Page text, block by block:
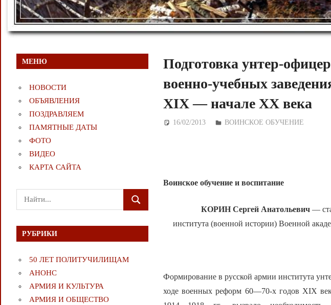
Подготовка унтер-
военно-учебных
XIX — начале XX века
16/02/2013 Дежурный по Редакции
ВОИНСКОЕ ОБУЧЕНИЕ
Воинское обучение и воспитание
КОРИН Сергей Анатольевич—
института (военной истории) Военной
Формирование в русской армии института
ходе военных реформ 60—70-х годов XIX
МЕНЮ
НОВОСТИ
ОБЪЯВЛЕНИЯ
ПОЗДРАВЛЯЕМ
ПАМЯТНЫЕ ДАТЫ
ФОТО
ВИДЕО
КАРТА САЙТА
Поиск
для:
ПОИСК
РУБРИКИ
50 ЛЕТ ПОЛИТУЧИЛИЩАМ
АНОНС
АРМИЯ И КУЛЬТУРА
АРМИЯ И ОБЩЕСТВО